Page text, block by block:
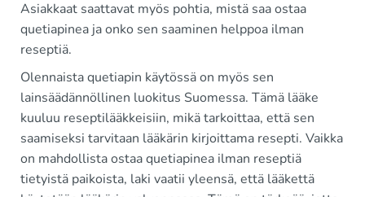
Asiakkaat saattavat myös pohtia, mistä saa ostaa
quetiapinea ja onko sen saaminen helppoa ilman
reseptiä.
Olennaista quetiapin käytössä on myös sen
lainsäädännöllinen luokitus Suomessa. Tämä lääke
kuuluu reseptilääkkeisiin, mikä tarkoittaa, että sen
saamiseksi tarvitaan lääkärin kirjoittama resepti. Vaikka
on mahdollista ostaa quetiapinea ilman reseptiä
tietyistä paikoista, laki vaatii yleensä, että lääkettä